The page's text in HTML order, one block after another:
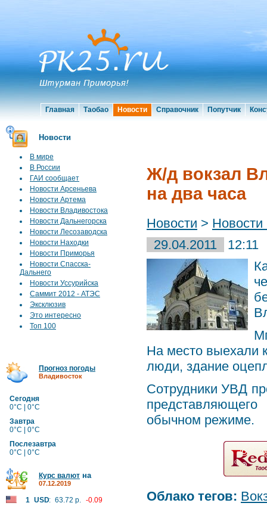
Главная Таобао Новости Справочник Попутчик
Новости
В мире
В России
ГАИ сообщает
Новости Арсеньева
Новости Артема
Новости Владивостока
Новости Дальнегорска
Новости Лесозаводска
Новости Находки
Новости Приморья
Новости Спасска-
Дальнего
Новости Уссурийска
Саммит 2012 - АТЭС
Эксклюзив
Это интересно
Топ 100
Прогноз погоды
Владивосток
Сегодня
0°C | 0°C
Завтра
0°C | 0°C
Послезавтра
0°C | 0°C
Курс валют на
07.12.2019
1 USD: 63.72 р. -0.09
Ж/д вокзал
на два часа
Новости > Новости
29.04.2011
12:11
На место выехали
люди, здание
Сотрудники УВД
обычном режиме.
Облако тегов: